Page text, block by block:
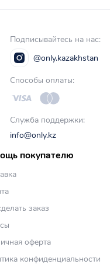
Подписывайтесь на нас:
@only.kazakhstan
Способы оплаты:
Служба поддержки:
info@only.kz
покупателю
заказ
оферта
конфиденциальности